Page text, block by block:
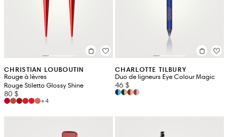
CHRISTIAN LOUBOUTIN
Rouge à lèvres
Rouge Stiletto Glossy Shine
80 $
+4
CHARLOTTE TILBURY
Duo de ligneurs Eye Colour Magic
46 $